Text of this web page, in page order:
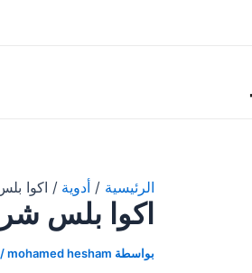
الرئيسية أدوية اكوا
اكوا بلس
بواسطة mohamed hesham
/